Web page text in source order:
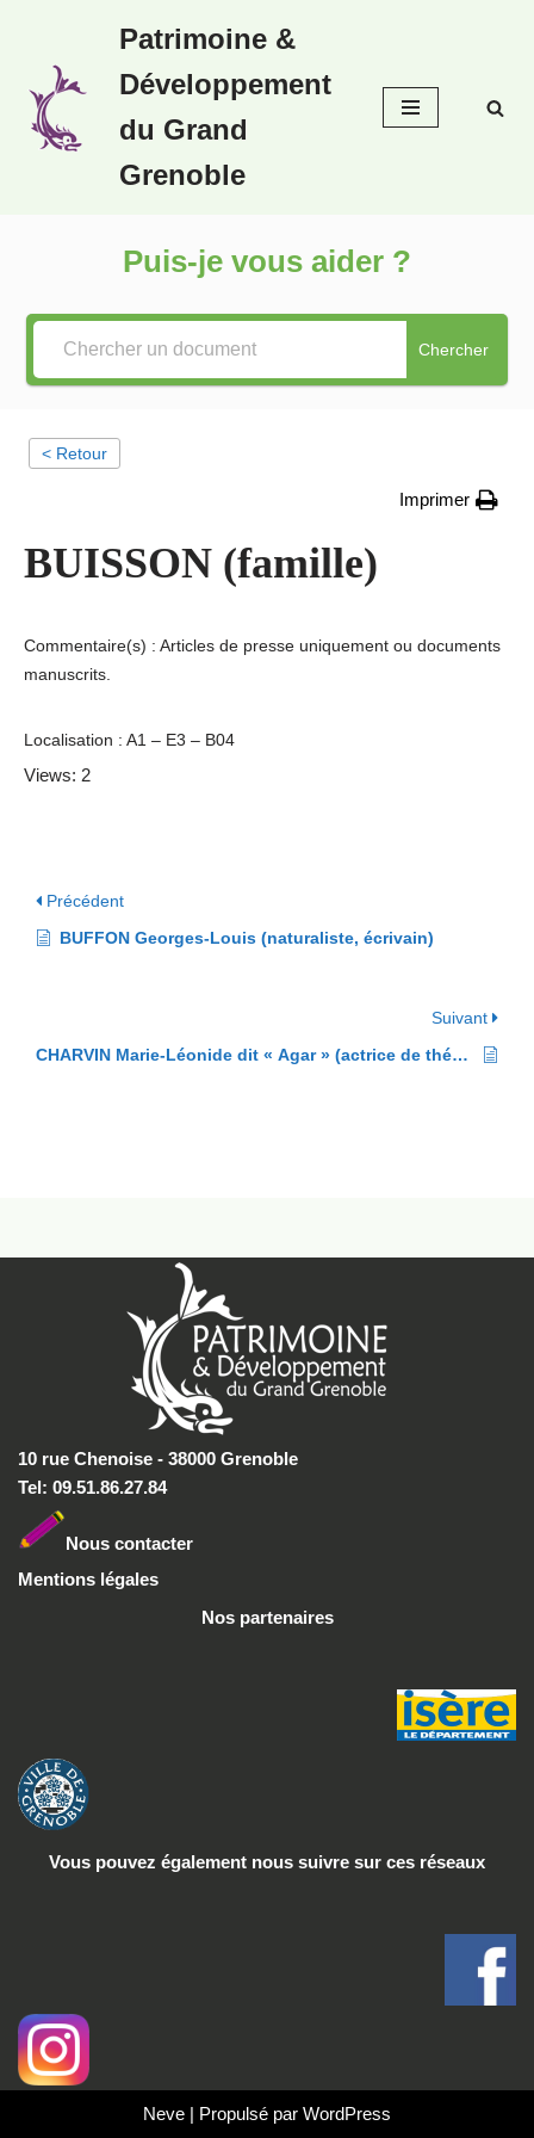
au
contenu
Patrimoine &
Développement
du Grand
Grenoble
Puis-je vous aider ?
Chercher
< Retour
Imprimer
BUISSON (famille)
Commentaire(s) : Articles de presse uniquement ou documents
manuscrits.
Localisation : A1 – E3 – B04
Views: 2
Précédent
BUFFON Georges-Louis (naturaliste, écrivain)
Suivant
CHARVIN Marie-Léonide dit « Agar » (actrice de théâtre)
10 rue Chenoise - 38000 Grenoble
Tel: 09.51.86.27.84
Nous contacter
Mentions légales
Nos partenaires
Vous pouvez également nous suivre sur ces réseaux
Neve | Propulsé par WordPress